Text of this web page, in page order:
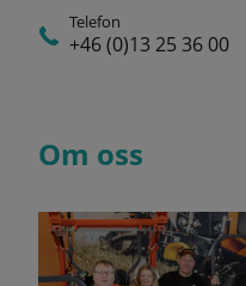
Telefon
+46 (0)13 25 36 00
Om oss